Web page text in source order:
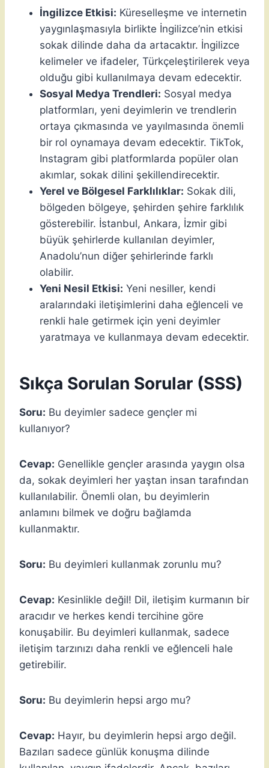
İngilizce Etkisi: Küreselleşme ve internetin
yaygınlaşmasıyla birlikte İngilizce’nin etkisi
sokak dilinde daha da artacaktır. İngilizce
kelimeler ve ifadeler, Türkçeleştirilerek veya
olduğu gibi kullanılmaya devam edecektir.
Sosyal Medya Trendleri: Sosyal medya
platformları, yeni deyimlerin ve trendlerin
ortaya çıkmasında ve yayılmasında önemli
bir rol oynamaya devam edecektir. TikTok,
Instagram gibi platformlarda popüler olan
akımlar, sokak dilini şekillendirecektir.
Yerel ve Bölgesel Farklılıklar: Sokak dili,
bölgeden bölgeye, şehirden şehire farklılık
gösterebilir. İstanbul, Ankara, İzmir gibi
büyük şehirlerde kullanılan deyimler,
Anadolu’nun diğer şehirlerinde farklı
olabilir.
Yeni Nesil Etkisi: Yeni nesiller, kendi
aralarındaki iletişimlerini daha eğlenceli ve
renkli hale getirmek için yeni deyimler
yaratmaya ve kullanmaya devam edecektir.
Sıkça Sorulan Sorular (SSS)
Soru: Bu deyimler sadece gençler mi
kullanıyor?
Cevap: Genellikle gençler arasında yaygın olsa
da, sokak deyimleri her yaştan insan tarafından
kullanılabilir. Önemli olan, bu deyimlerin
anlamını bilmek ve doğru bağlamda
kullanmaktır.
Soru: Bu deyimleri kullanmak zorunlu mu?
Cevap: Kesinlikle değil! Dil, iletişim kurmanın bir
aracıdır ve herkes kendi tercihine göre
konuşabilir. Bu deyimleri kullanmak, sadece
iletişim tarzınızı daha renkli ve eğlenceli hale
getirebilir.
Soru: Bu deyimlerin hepsi argo mu?
Cevap: Hayır, bu deyimlerin hepsi argo değil.
Bazıları sadece günlük konuşma dilinde